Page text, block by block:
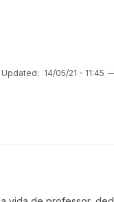
Updated: 14/05/21 - 11:45